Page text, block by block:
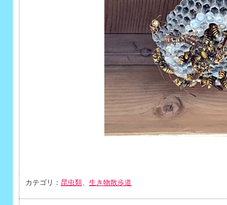
カテゴリ： 昆虫類、 生き物散歩道